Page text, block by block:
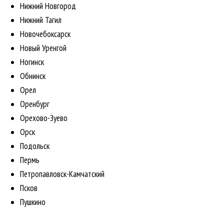
Нижний Новгород
Нижний Тагил
Новочебоксарск
Новый Уренгой
Ногинск
Обнинск
Орел
Оренбург
Орехово-Зуево
Орск
Подольск
Пермь
Петропавловск-Камчатский
Псков
Пушкино